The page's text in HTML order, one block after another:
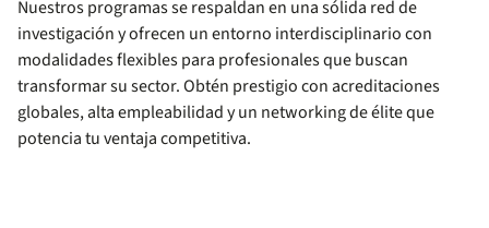
Nuestros programas se respaldan en una sólida red de
investigación y ofrecen un entorno interdisciplinario con
modalidades flexibles para profesionales que buscan
transformar su sector. Obtén prestigio con acreditaciones
globales, alta empleabilidad y un networking de élite que
potencia tu ventaja competitiva.